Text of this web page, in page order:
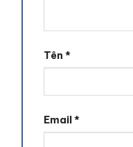
Tên *
Email*